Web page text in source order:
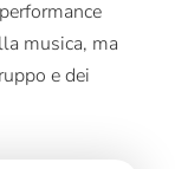
musica, ma
e dei